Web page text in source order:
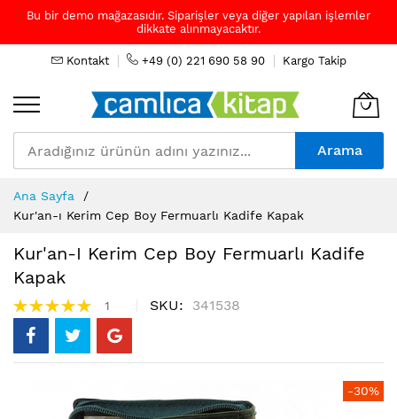
Bu bir demo mağazasıdır. Siparişler veya diğer yapılan işlemler
dikkate alınmayacaktır.
Kontakt +49 (0) 221 690 58 90 Kargo Takip
Arama
to
Content
Ana Sayfa
Kur'an-ı Kerim Cep Boy Fermuarlı Kadife Kapak
Kur'an-I Kerim Cep Boy Fermuarlı Kadife
Kapak
Puanlama:
100%
1 SKU 341538
galerisinin
-30%